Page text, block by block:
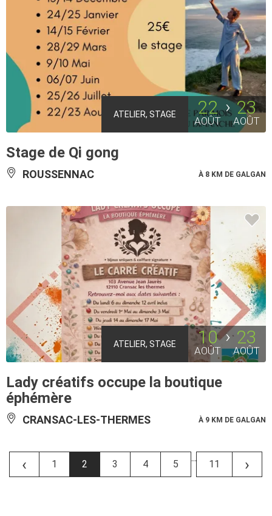
ATELIER, STAGE 22
AOÛT
23
AOÛT
Stage de Qi gong
ROUSSENNAC À 8 KM DE GALGAN
ATELIER, STAGE 10
AOÛT
23
AOÛT
Lady créatifs occupe la boutique
éphémère
CRANSAC-LES-THERMES À 9 KM DE GALGAN
‹ 1 2 3 4 5
...
11 ›